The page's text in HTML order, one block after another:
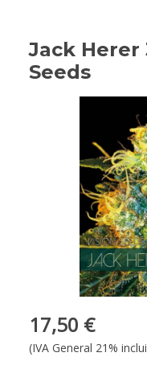
Jack Herer
Seeds
17,50 €
(IVA General 21%